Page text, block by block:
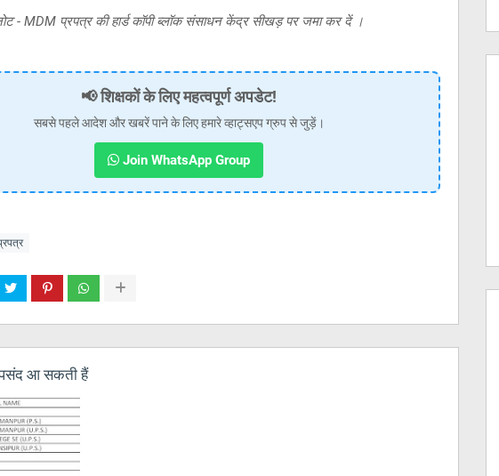
- MDM प्रपत्र की हार्ड कॉपी ब्लॉक संसाधन केंद्र सीखड़ पर जमा कर दें ।
📢 शिक्षकों के लिए महत्वपूर्ण अपडेट!
सबसे पहले आदेश और खबरें पाने के लिए हमारे व्हाट्सएप ग्रुप से जुड़ें।
Join WhatsApp Group
आ सकती हैं